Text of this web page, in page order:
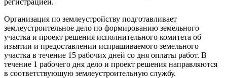
Организация по землеустройству подготавливает
землеустроительное дело по формированию земельного
участка и проект решения исполнительного комитета об
изъятии и предоставлении испрашиваемого земельного
участка в течение 15 рабочих дней со дня оплаты работ. В
течение 1 рабочего дня дело и проект решения направляются
в соответствующую землеустроительную службу.